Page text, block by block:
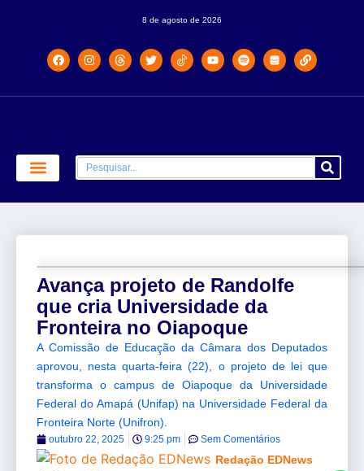
8 de agosto de 2026
Avança projeto de Randolfe
que cria Universidade da
Fronteira no Oiapoque
A Comissão de Educação da Câmara dos Deputados
aprovou, nesta quarta-feira (22), o projeto de lei que
transforma o campus de Oiapoque da Universidade
Federal do Amapá (Unifap) na Universidade Federal da
Fronteira Norte (Unifron).
Redação EDNews
outubro 22, 2025 9:25 pm Sem Comentários